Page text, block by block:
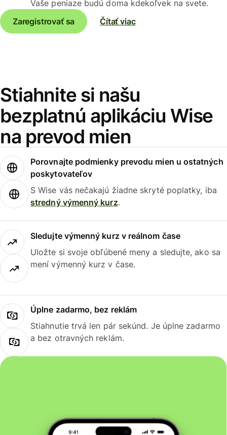
Vaše peniaze budú doma kdekoľvek na svete.
Zaregistrovať sa
Čítať viac
Stiahnite si našu
bezplatnú aplikáciu Wise
na prevod mien
Porovnajte podmienky prevodu mien u ostatných
poskytovateľov
S Wise vás nečakajú žiadne skryté poplatky, iba
stredný výmenný kurz.
Sledujte výmenný kurz v reálnom čase
Uložte si svoje obľúbené meny a sledujte, ako sa
mení výmenný kurz v čase.
Úplne zadarmo, bez reklám
Stiahnutie trvá len pár sekúnd. Je úplne zadarmo
a bez otravných reklám.